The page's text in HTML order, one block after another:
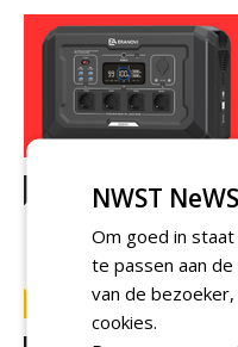
NWST
Om goed in
te passen aan
van de
cookies.